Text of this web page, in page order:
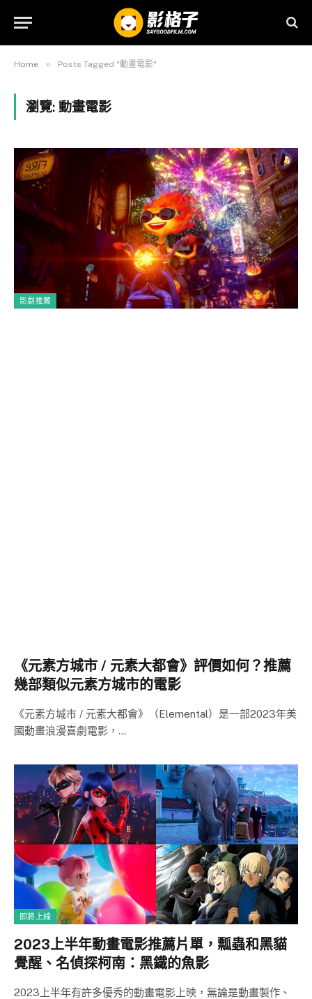
Home » Posts Tagged "動畫電影"
瀏覽: 動畫電影
影劇推薦
《元素方城市 / 元素大都會》評價如何？推薦
幾部類似元素方城市的電影
《元素方城市 / 元素大都會》（Elemental）是一部2023年美
國動畫浪漫喜劇電影，…
即將上線
2023上半年動畫電影推薦片單，瓢蟲和黑貓
覺醒、名偵探柯南：黑鐵的魚影
2023上半年有許多優秀的動畫電影上映，無論是動畫製作、